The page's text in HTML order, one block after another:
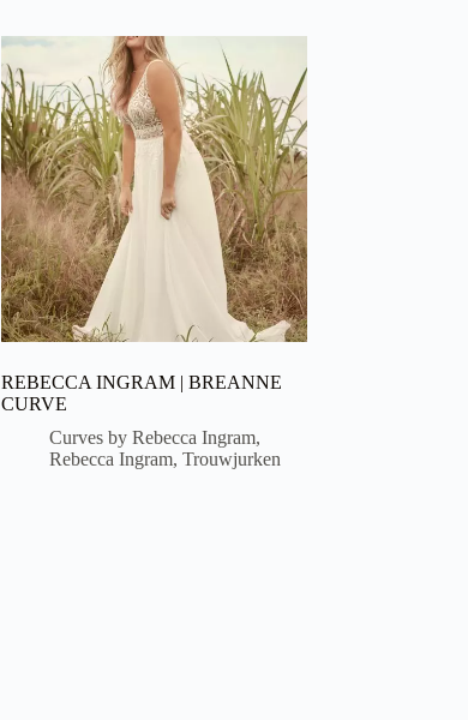
REBECCA INGRAM | BREANNE
CURVE
Curves by Rebecca Ingram,
Rebecca Ingram, Trouwjurken